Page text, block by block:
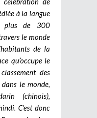
à la langue
plus de 300
le monde
de la
qu’occupe le
des
le monde,
(chinois),
C’est donc